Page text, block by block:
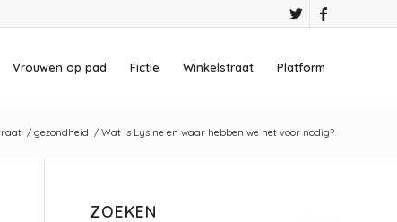
Vrouwen op pad Fictie Winkelstraat Platform
/ gezondheid / Wat is Lysine en waar hebben we het voor nodig?
ZOEKEN